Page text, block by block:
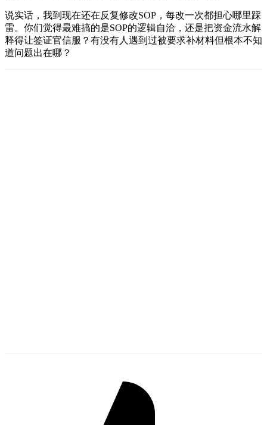
说实话，我到现在还在反复修改SOP，每改一次都担心哪里踩
雷。你们觉得最难搞的是SOP的逻辑自洽，还是把资金流水解
释得让签证官信服？有没有人遇到过被要求补材料但根本不知
道问题出在哪？